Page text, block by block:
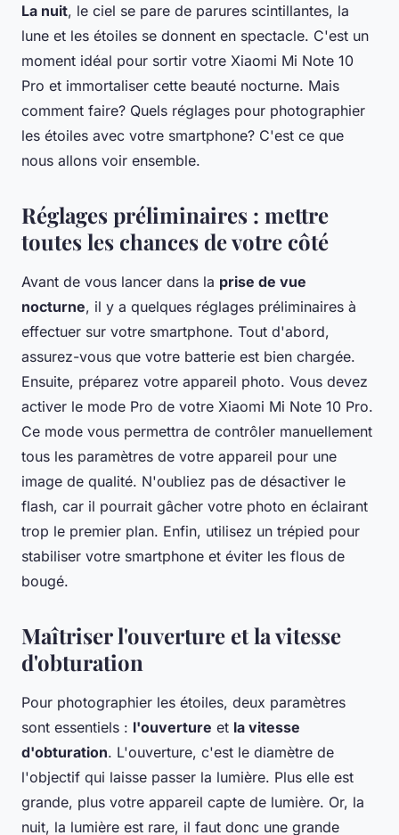
La nuit, le ciel se pare de parures scintillantes, la
lune et les étoiles se donnent en spectacle. C'est un
moment idéal pour sortir votre Xiaomi Mi Note 10
Pro et immortaliser cette beauté nocturne. Mais
comment faire? Quels réglages pour photographier
les étoiles avec votre smartphone? C'est ce que
nous allons voir ensemble.
Réglages préliminaires : mettre
toutes les chances de votre côté
Avant de vous lancer dans la prise de vue
nocturne, il y a quelques réglages préliminaires à
effectuer sur votre smartphone. Tout d'abord,
assurez-vous que votre batterie est bien chargée.
Ensuite, préparez votre appareil photo. Vous devez
activer le mode Pro de votre Xiaomi Mi Note 10 Pro.
Ce mode vous permettra de contrôler manuellement
tous les paramètres de votre appareil pour une
image de qualité. N'oubliez pas de désactiver le
flash, car il pourrait gâcher votre photo en éclairant
trop le premier plan. Enfin, utilisez un trépied pour
stabiliser votre smartphone et éviter les flous de
bougé.
Maîtriser l'ouverture et la vitesse
d'obturation
Pour photographier les étoiles, deux paramètres
sont essentiels : l'ouverture et la vitesse
d'obturation. L'ouverture, c'est le diamètre de
l'objectif qui laisse passer la lumière. Plus elle est
grande, plus votre appareil capte de lumière. Or, la
nuit, la lumière est rare, il faut donc une grande